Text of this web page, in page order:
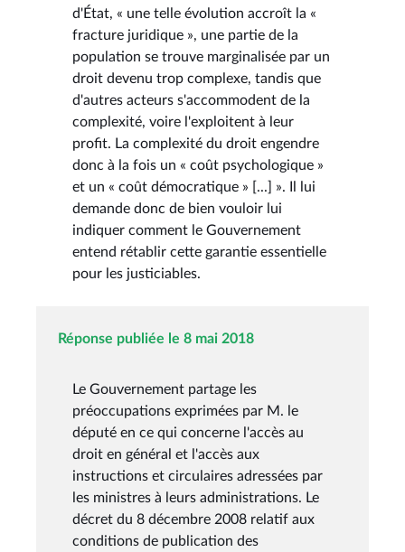
d'État, « une telle évolution accroît la «
fracture juridique », une partie de la
population se trouve marginalisée par un
droit devenu trop complexe, tandis que
d'autres acteurs s'accommodent de la
complexité, voire l'exploitent à leur
profit. La complexité du droit engendre
donc à la fois un « coût psychologique »
et un « coût démocratique » [...] ». Il lui
demande donc de bien vouloir lui
indiquer comment le Gouvernement
entend rétablir cette garantie essentielle
pour les justiciables.
Réponse publiée le 8 mai 2018
Le Gouvernement partage les
préoccupations exprimées par M. le
député en ce qui concerne l'accès au
droit en général et l'accès aux
instructions et circulaires adressées par
les ministres à leurs administrations. Le
décret du 8 décembre 2008 relatif aux
conditions de publication des